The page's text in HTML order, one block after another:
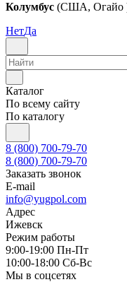
Колумбус (США, Огайо
НетДа
Каталог
По всему сайту
По каталогу
8 (800) 700-79-70
8 (800) 700-79-70
Заказать звонок
E-mail
info@yugpol.com
Адрес
Ижевск
Режим работы
9:00-19:00 Пн-Пт
10:00-18:00 Cб-Вс
Мы в соцсетях